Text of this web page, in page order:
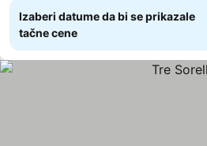
Izaberi datume da bi se prikazale
tačne cene